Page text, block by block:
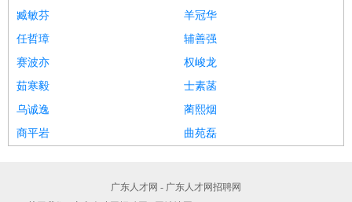
臧敏芬
羊冠华
任哲璋
辅善强
赛波亦
权峻龙
茹寒毅
士素菡
乌诚逸
蔺熙烟
商平岩
曲苑磊
广东人才网 - 广东人才网招聘网